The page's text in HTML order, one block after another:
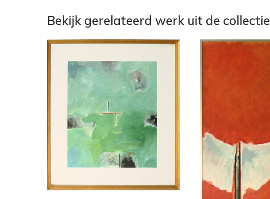
Bekijk gerelateerd werk uit de collectie